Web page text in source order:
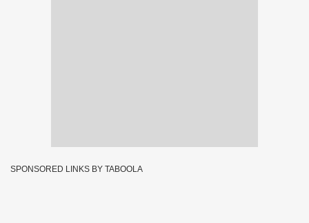
SPONSORED LINKS BY TABOOLA